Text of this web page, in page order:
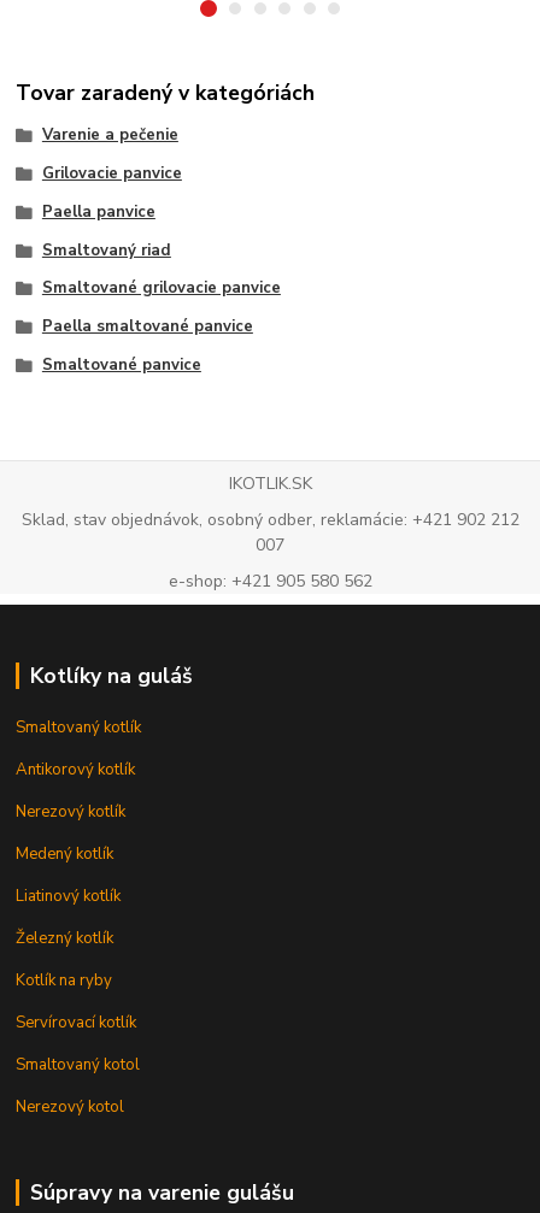
Tovar zaradený v kategóriách
Varenie a pečenie
Grilovacie panvice
Paella panvice
Smaltovaný riad
Smaltované grilovacie panvice
Paella smaltované panvice
Smaltované panvice
IKOTLIK.SK
Sklad, stav objednávok, osobný odber, reklamácie: +421 902 212
007
e-shop: +421 905 580 562
Kotlíky na guláš
Smaltovaný kotlík
Antikorový kotlík
Nerezový kotlík
Medený kotlík
Liatinový kotlík
Železný kotlík
Kotlík na ryby
Servírovací kotlík
Smaltovaný kotol
Nerezový kotol
Súpravy na varenie gulášu